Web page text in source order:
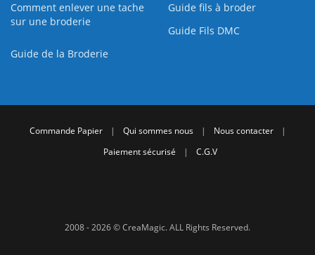
Comment enlever une tache
sur une broderie
Guide fils à broder
Guide Fils DMC
Guide de la Broderie
Commande Papier | Qui sommes nous | Nous contacter
|
Paiement sécurisé
| C.G.V
2008 - 2026 © CreaMagic. ALL Rights Reserved.